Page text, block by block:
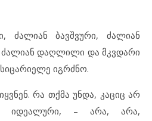
ძალიან ბავშვური, ძალიან
ძალიან დაღლილი და მკვდარი
იგრძნო.
რა თქმა უნდა, კაციც არ
იდეალური, – არა, არა,